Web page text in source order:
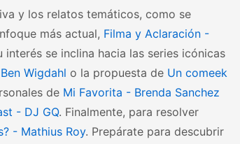
y los relatos temáticos, como se
más actual, Filma y Aclaración -
se inclina hacia las series icónicas
Wigdahl o la propuesta de Un comeek
de Mi Favorita - Brenda Sanchez
- DJ GQ. Finalmente, para resolver
- Mathius Roy. Prepárate para descubrir